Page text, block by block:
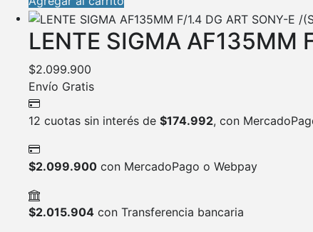
LENTE SIGMA AF135MM
$2.099.900
Envío Gratis
12 cuotas sin interés de $174.992, con
$2.099.900 con MercadoPago o Webpay
$2.015.904 con Transferencia bancaria